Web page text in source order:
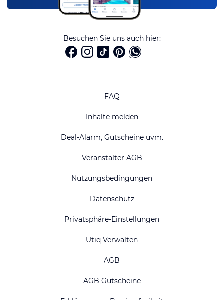
Besuchen Sie uns auch hier:
FAQ
Inhalte melden
Deal-Alarm, Gutscheine uvm.
Veranstalter AGB
Nutzungsbedingungen
Datenschutz
Privatsphäre-Einstellungen
Utiq Verwalten
AGB
AGB Gutscheine